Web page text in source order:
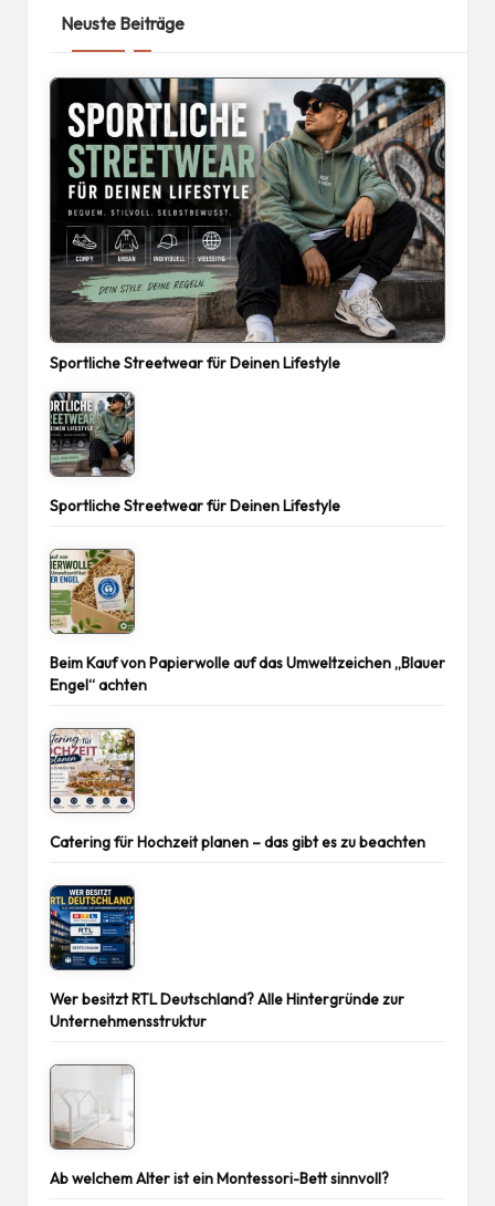
Neuste Beiträge
Sportliche Streetwear für Deinen Lifestyle
Sportliche Streetwear für Deinen Lifestyle
Beim Kauf von Papierwolle auf das Umweltzeichen „Blauer
Engel“ achten
Catering für Hochzeit planen – das gibt es zu beachten
Wer besitzt RTL Deutschland? Alle Hintergründe zur
Unternehmensstruktur
Ab welchem Alter ist ein Montessori-Bett sinnvoll?